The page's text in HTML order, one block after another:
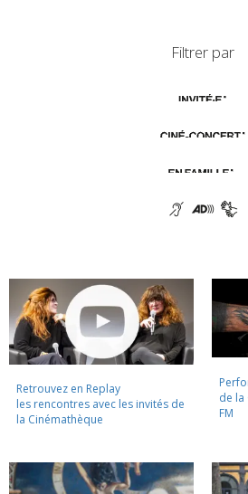
Filtrer par
Retrouvez en Replay
les rencontres avec les invités de
la Cinémathèque
de la
FM